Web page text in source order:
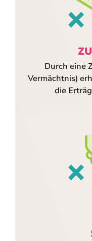
Durch eine
Vermächtnis)
die